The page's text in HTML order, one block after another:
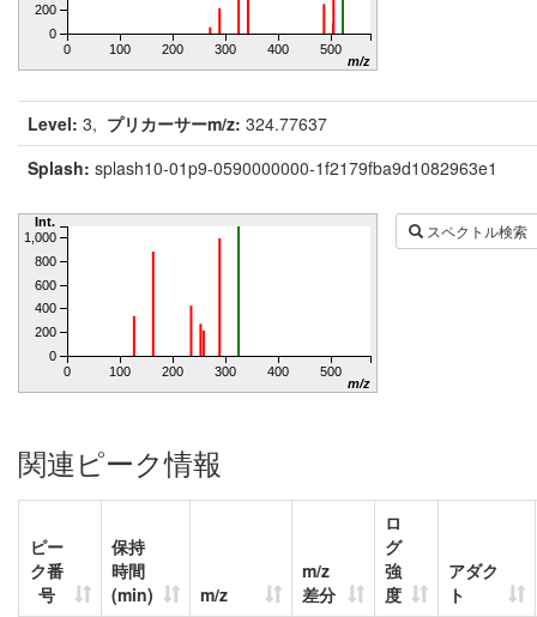
0 100 200 300 400 500
m/z
0
200
Level: 3, プリカーサーm/z: 324.77637
Splash: splash10-01p9-0590000000-1f2179fba9d1082963e1
0 100 200 300 400 500
m/z
0
200
400
600
800
1,000
Int. スペクトル検索
関連ピーク情報
ピー
ク番
号
保持
時間
(min)
m/z
m/z
差分
ロ
グ
強
度
アダク
ト